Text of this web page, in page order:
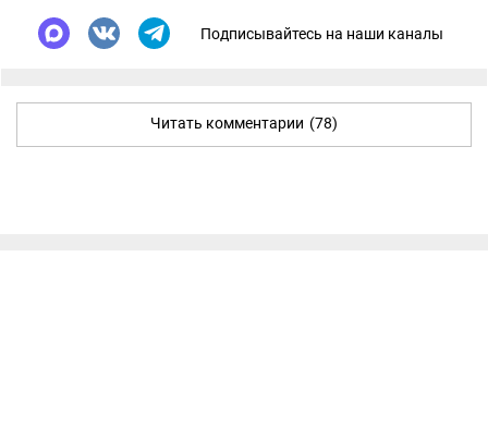
Подписывайтесь на наши каналы
Читать комментарии (78)